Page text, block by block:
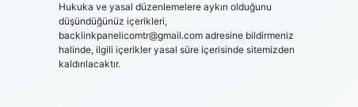
Hukuka ve yasal düzenlemelere aykırı olduğunu
düşündüğünüz içerikleri,
backlinkpanelicomtr@gmail.comadresine bildirmeniz
halinde, ilgili içerikler yasal süre içerisinde sitemizden
kaldırılacaktır.